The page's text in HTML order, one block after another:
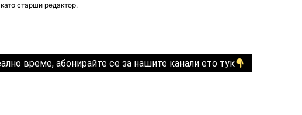
старши редактор.
време, абонирайте се за нашите канали ето тук